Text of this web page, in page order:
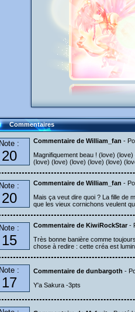
Commentaires
Note :
20
Commentaire de William_fan -
Magnifiquement beau ! (love)
(love) (love) (love) (love) (love)
Note :
20
Commentaire de William_fan -
Mais ça veut dire quoi ? La fille de
que les vieux cornichons veulent
Note :
15
Commentaire de KiwiRockStar -
Très bonne banière comme
chose à redire : cette créa est
Note :
17
Commentaire de dunbargoth -
Y'a Sakura -3pts